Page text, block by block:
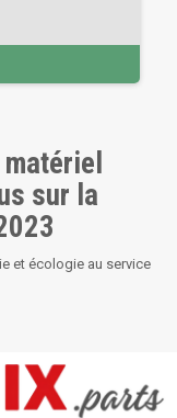
sur la
et écologie au service